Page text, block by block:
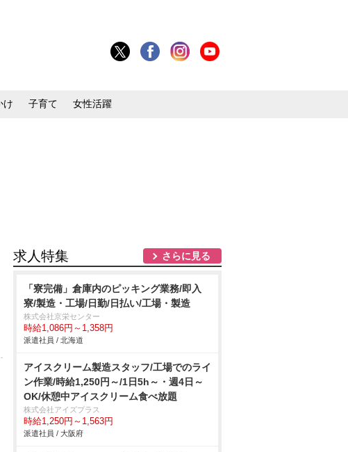
け 子育て 女性活躍
求人特集 さらに見る
「寮完備」倉庫内のピッキング業務/即入
寮/製造・工場/日勤/日払い/工場・製造
株式会社京栄センター
時給1,086円～1,358円
派遣社員 / 北海道
アイスクリーム製造スタッフ/工場でのライ
ン作業/時給1,250円～/1日5h～・週4日～
OK/休憩中アイスクリーム食べ放題
株式会社アイズプラス
時給1,250円～1,563円
派遣社員 / 大阪府